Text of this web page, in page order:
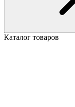
Каталог товаров